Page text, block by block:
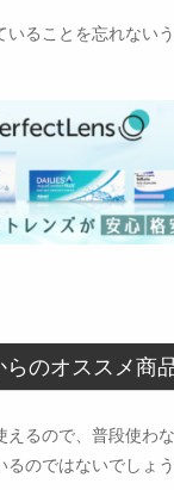
いることを忘れない
のオススメ商
えるので、普段使わ
るのではないでしょ